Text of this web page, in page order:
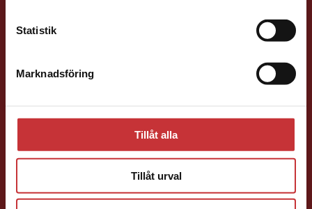
Statistik
Marknadsföring
Tillåt alla
Tillåt urval